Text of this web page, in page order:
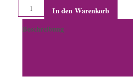
0,23€/m
Klebeband
mit
In den Warenkorb
Beschreibung